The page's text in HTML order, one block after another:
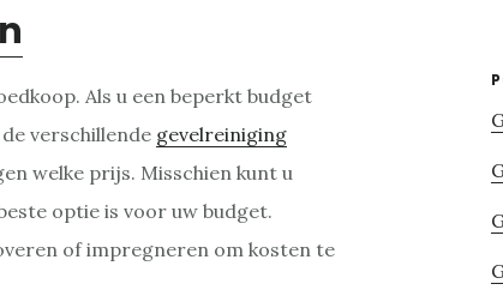
Als u een beperkt budget
verschillende gevelreiniging
welke prijs. Misschien kunt u
optie is voor uw budget.
of impregneren om kosten te